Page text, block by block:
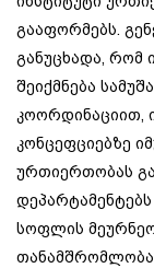
გააფორმებს.
განუცხადა, რომ
შეიქმნება
კოორდინაციით,
კონცეფციებზე
ურთიერთობას
სოფლის